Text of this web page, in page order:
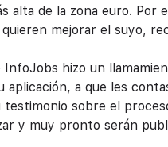
alta de la zona euro.
mejorar el suyo,
hizo un
aplicación, a que les
sobre el
y muy pronto serán